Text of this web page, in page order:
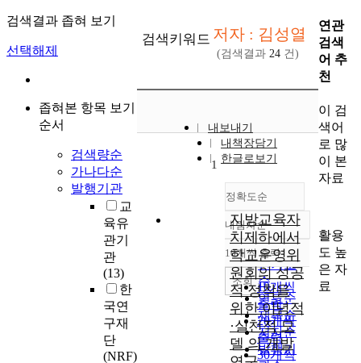
검색결과 좁혀 보기
선택해제
좁혀본 항목 보기
순서
검색량순
가나다순
발행기관
교
육유
관기
관
(13)
한
국연
구재
단
(NRF)
검색키워드 저자 : 김성열
(검색결과 24 건)
내보내기
내책장담기
한글로보기
정확도순
정확도
순
인기도
순
연도순
제목순
저자순
발행기
내림차순
내림차순
10개씩 출력
10개씩
출력
20개씩
출력
30개씩
조회
1
지방교육자
치제하에서
학교운영위
원회의 성공
적 정착을
위한 이념적
·실천적 모
델 의 개발
연관
검색
어 추
천
이 검
색어
로 많
이 본
자료
활용
도 높
은 자
료